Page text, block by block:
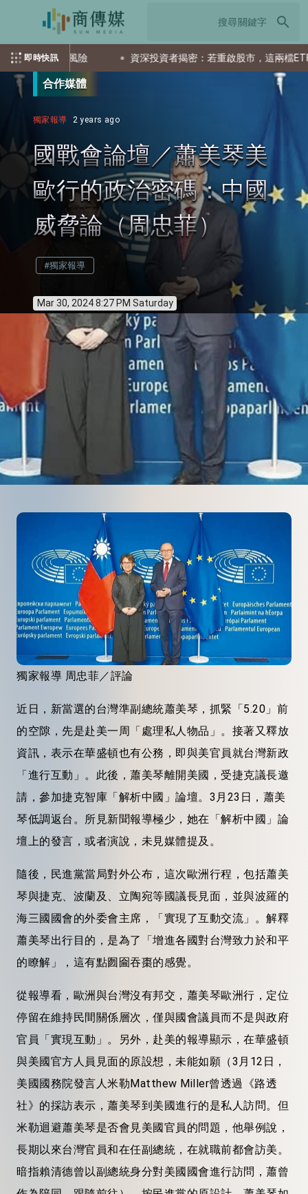
search
即時快訊
在風險 資深投資者揭密：若重啟股市，這兩檔ETF會是首選
合作媒體
獨家報導 2 years ago
國戰會論壇／蕭美琴美
歐行的政治密碼：中國
威脅論（周忠菲）
#獨家報導
Mar 30, 2024 8:27 PM Saturday
獨家報導 周忠菲／評論
近日，新當選的台灣準副總統蕭美琴，抓緊「5.20」前
的空隙，先是赴美一周「處理私人物品」。接著又釋放
資訊，表示在華盛頓也有公務，即與美官員就台灣新政
「進行互動」。此後，蕭美琴離開美國，受捷克議長邀
請，參加捷克智庫「解析中國」論壇。3月23日，蕭美
琴低調返台。所見新聞報導極少，她在「解析中國」論
壇上的發言，或者演說，未見媒體提及。
隨後，民進黨當局對外公布，這次歐洲行程，包括蕭美
琴與捷克、波蘭及、立陶宛等國議長見面，並與波羅的
海三國國會的外委會主席，「實現了互動交流」。解釋
蕭美琴出行目的，是為了「增進各國對台灣致力於和平
的瞭解」，這有點囫圇吞棗的感覺。
從報導看，歐洲與台灣沒有邦交，蕭美琴歐洲行，定位
停留在維持民間關係層次，僅與國會議員而不是與政府
官員「實現互動」。另外，赴美的報導顯示，在華盛頓
與美國官方人員見面的原設想，未能如願（3月12日，
美國國務院發言人米勒Matthew Miller曾透過《路透
社》的採訪表示，蕭美琴到美國進行的是私人訪問。但
米勒迴避蕭美琴是否會見美國官員的問題，他舉例說，
長期以來台灣官員和在任副總統，在就職前都會訪美。
暗指賴清德曾以副總統身分對美國國會進行訪問，蕭曾